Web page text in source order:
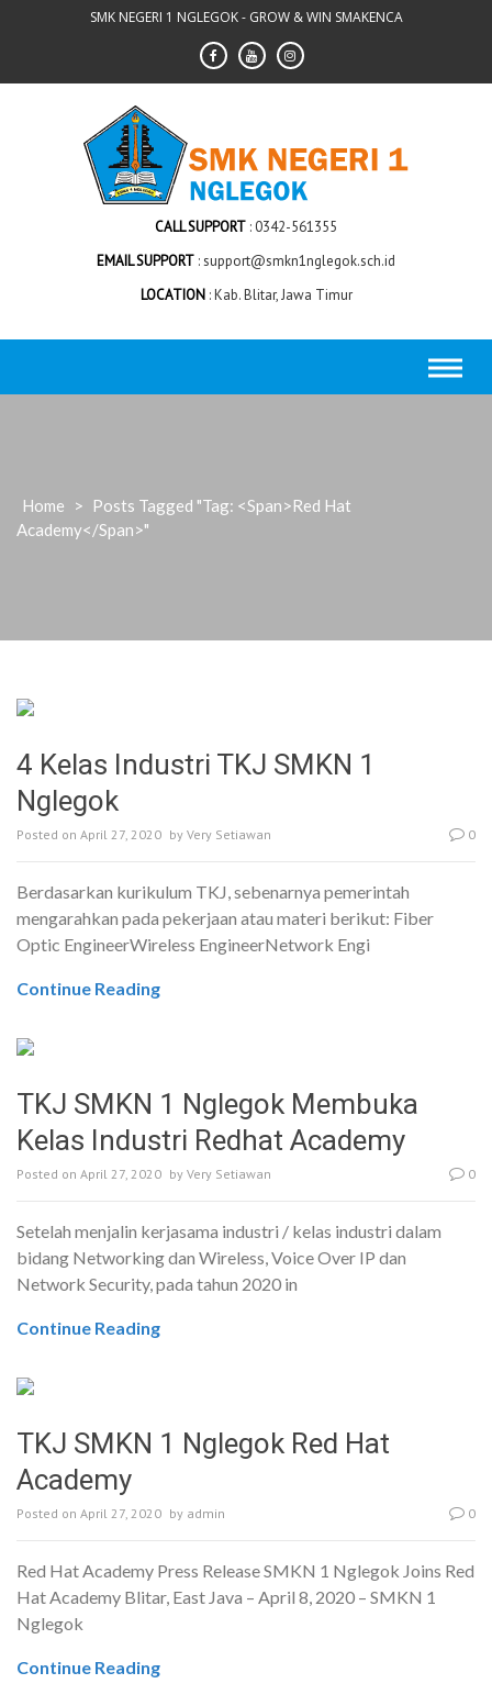
SMK NEGERI 1 NGLEGOK - GROW & WIN SMAKENCA
CALL SUPPORT 0342-561355
EMAIL SUPPORT support@smkn1nglegok.sch.id
LOCATION Kab. Blitar, Jawa Timur
Home >
Posts Tagged "Tag: <span>Red Hat
Academy</span>"
4 Kelas Industri TKJ SMKN 1
Nglegok
Posted on April 27, 2020 by Very Setiawan 0
Berdasarkan kurikulum TKJ, sebenarnya pemerintah
mengarahkan pada pekerjaan atau materi berikut: Fiber
Optic EngineerWireless EngineerNetwork Engi
Continue Reading
TKJ SMKN 1 Nglegok Membuka
Kelas Industri Redhat Academy
Posted on April 27, 2020 by Very Setiawan 0
Setelah menjalin kerjasama industri / kelas industri dalam
bidang Networking dan Wireless, Voice Over IP dan
Network Security, pada tahun 2020 in
Continue Reading
TKJ SMKN 1 Nglegok Red Hat
Academy
Posted on April 27, 2020 by admin 0
Red Hat Academy Press Release SMKN 1 Nglegok Joins Red
Hat Academy Blitar, East Java – April 8, 2020 – SMKN 1
Nglegok
Continue Reading